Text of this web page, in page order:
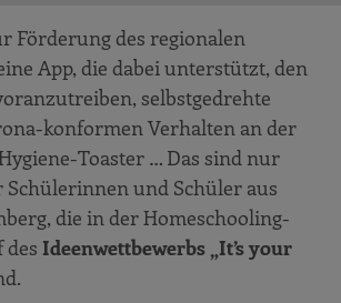
Förderung des regionalen
App, die dabei unterstützt, den
selbstgedrehte
konformen Verhalten an der
Toaster … Das sind nur
Schülerinnen und Schüler aus
die in der Homeschooling-
Ideenwettbewerbs „It’s your